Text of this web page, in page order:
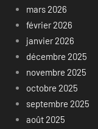
mars 2026
février 2026
janvier 2026
décembre 2025
novembre 2025
octobre 2025
septembre 2025
août 2025